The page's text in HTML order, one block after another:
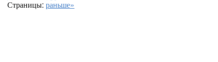
Страницы: раньше»